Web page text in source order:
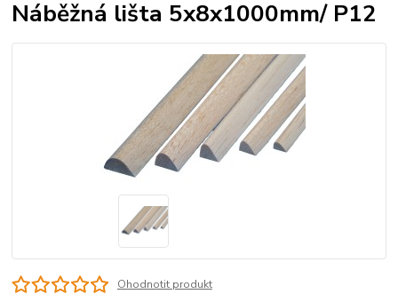
Náběžná lišta 5x8x1000mm/ P12
Ohodnotit produkt